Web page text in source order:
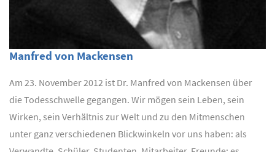
Manfred von Mackensen
Am 23. November 2012 ist Dr. Manfred von Mackensen über
die Todesschwelle gegangen. Wir mögen sein Leben, sein
Wirken, sein Verhältnis zur Welt und zu den Mitmenschen
unter ganz verschiedenen Blickwinkeln vor uns haben: als